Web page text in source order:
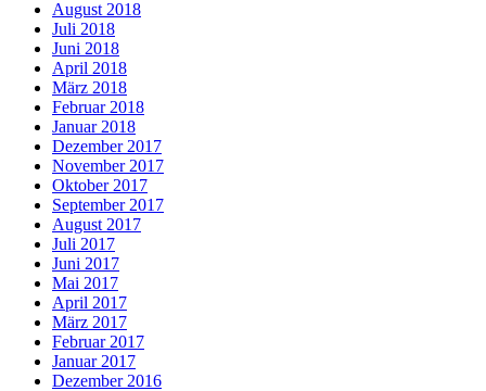
August 2018
Juli 2018
Juni 2018
April 2018
März 2018
Februar 2018
Januar 2018
Dezember 2017
November 2017
Oktober 2017
September 2017
August 2017
Juli 2017
Juni 2017
Mai 2017
April 2017
März 2017
Februar 2017
Januar 2017
Dezember 2016